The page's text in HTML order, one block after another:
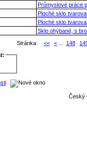
Průmyslové práce
Ploché sklo
Ploché sklo
Sklo ohýbané, s
Stránka:
<< < 148
Český